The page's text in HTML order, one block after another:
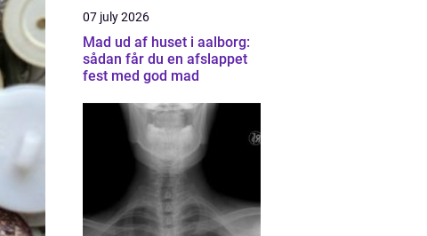
07 july 2026
Mad ud af huset i aalborg:
sådan får du en afslappet
fest med god mad